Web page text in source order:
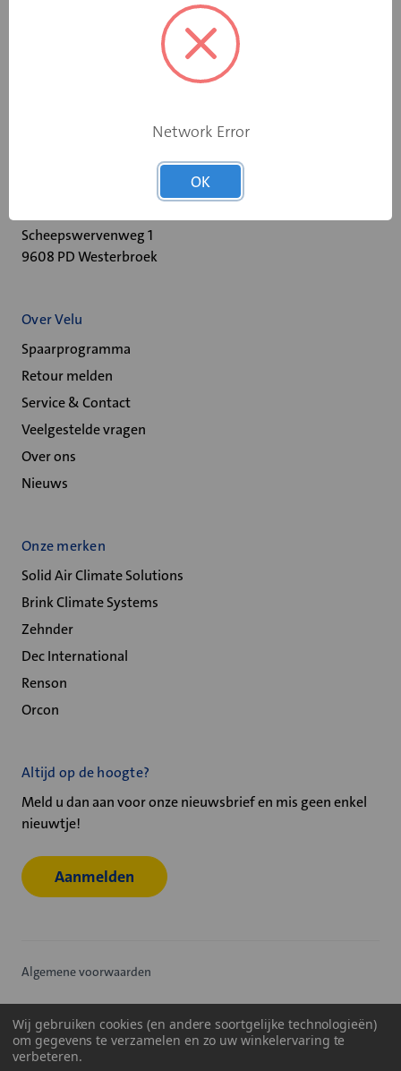
Scheepswervenweg 1
9608 PD Westerbroek
Over Velu
Spaarprogramma
Retour melden
Service & Contact
Veelgestelde vragen
Over ons
Nieuws
Onze merken
Solid Air Climate Solutions
Brink Climate Systems
Zehnder
Dec International
Renson
Orcon
Altijd op de hoogte?
Meld u dan aan voor onze nieuwsbrief en mis geen enkel
nieuwtje!
Aanmelden
Algemene voorwaarden
Cookiebeleid
Wij gebruiken cookies (en andere soortgelijke technologieën)
om gegevens te verzamelen en zo uw winkelervaring te
verbeteren.
Network Error
OK